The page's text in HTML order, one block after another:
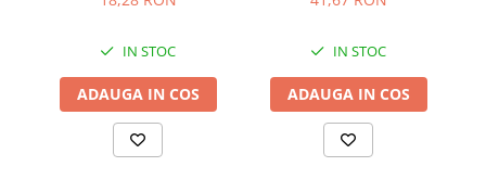
IN STOC
ADAUGA IN COS
IN STOC
ADAUGA IN COS